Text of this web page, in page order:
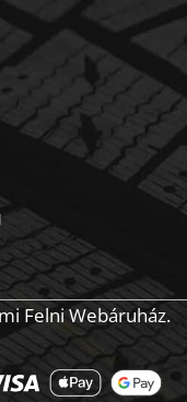
Felni Webáruház.